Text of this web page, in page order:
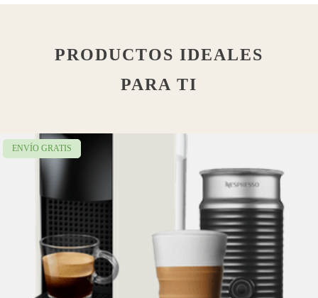
PRODUCTOS IDEALES
PARA TI
ENVÍO GRATIS